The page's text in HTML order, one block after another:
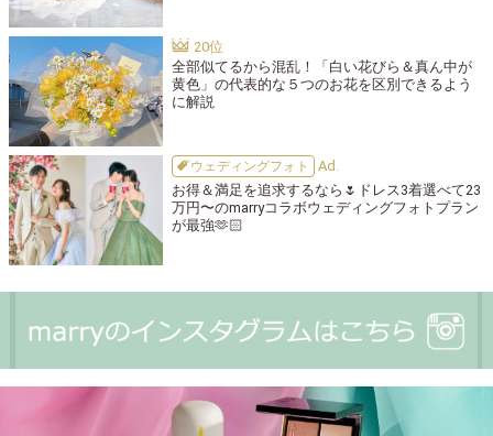
全部似てるから混乱！「白い花びら＆真ん中が
黄色」の代表的な５つのお花を区別できるよう
に解説
ウェディングフォト
お得＆満足を追求するなら🌷ドレス3着選べて23
万円〜のmarryコラボウェディングフォトプラン
が最強🫶🏻